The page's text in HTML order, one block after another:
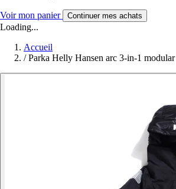
Voir mon panier Continuer mes achats
Loading...
Accueil
/ Parka Helly Hansen arc 3-in-1 modular